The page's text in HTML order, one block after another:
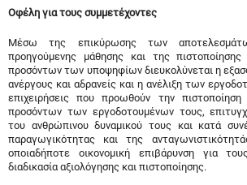
Οφέλη για τους συμμετέχοντες
Μέσω της επικύρωσης των
προηγούμενης μάθησης και της
προσόντων των υποψηφίων διευκολύνεται η
ανέργους και αδρανείς και η ανέλιξη των
επιχειρήσεις που προωθούν την
προσόντων των εργοδοτουμένων τους,
του ανθρώπινου δυναμικού τους και κατά
παραγωγικότητας και της
οποιαδήποτε οικονομική επιβάρυνση για
διαδικασία αξιολόγησης και πιστοποίησης.